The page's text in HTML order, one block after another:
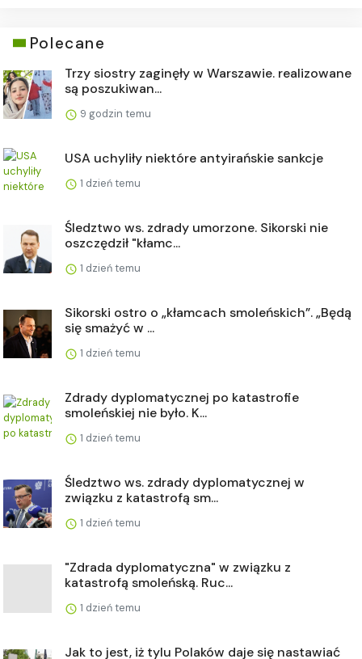
Polecane
Trzy siostry zaginęły w Warszawie. realizowane
są poszukiwan...
9 godzin temu
USA uchyliły niektóre antyirańskie sankcje
1 dzień temu
Śledztwo ws. zdrady umorzone. Sikorski nie
oszczędził "kłamc...
1 dzień temu
Sikorski ostro o „kłamcach smoleńskich”. „Będą
się smażyć w ...
1 dzień temu
Zdrady dyplomatycznej po katastrofie
smoleńskiej nie było. K...
1 dzień temu
Śledztwo ws. zdrady dyplomatycznej w
związku z katastrofą sm...
1 dzień temu
"Zdrada dyplomatyczna" w związku z
katastrofą smoleńską. Ruc...
1 dzień temu
Jak to jest, iż tylu Polaków daje się nastawiać